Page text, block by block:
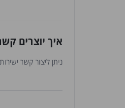
איך יוצרים
ניתן ליצור קשר